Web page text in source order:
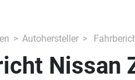
Autohersteller
Nissan